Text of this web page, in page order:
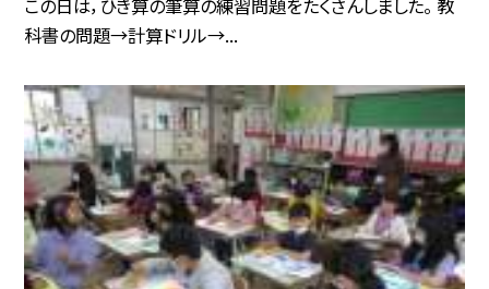
この日は，ひき算の筆算の練習問題をたくさんしました。 教
科書の問題→計算ドリル→...